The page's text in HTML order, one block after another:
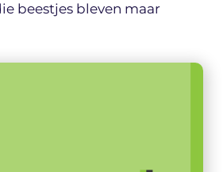
beestjes bleven maar